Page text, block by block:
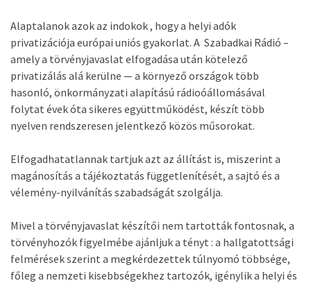
Alaptalanok azok az indokok , hogy a helyi adók
privatizációja európai uniós gyakorlat. A Szabadkai Rádió –
amely a törvényjavaslat elfogadása után kötelező
privatizálás alá kerülne — a környező országok több
hasonló, önkormányzati alapítású rádioóállomásával
folytat évek óta sikeres együttműködést, készít több
nyelven rendszeresen jelentkező közös műsorokat.
Elfogadhatatlannak tartjuk azt az állítást is, miszerint a
magánosítás a tájékoztatás függetlenítését, a sajtó és a
vélemény-nyilvánítás szabadságát szolgálja.
Mivel a törvényjavaslat készítői nem tartották fontosnak, a
törvényhozók figyelmébe ajánljuk a tényt : a hallgatottsági
felmérések szerint a megkérdezettek túlnyomó többsége,
főleg a nemzeti kisebbségekhez tartozók, igénylik a helyi és